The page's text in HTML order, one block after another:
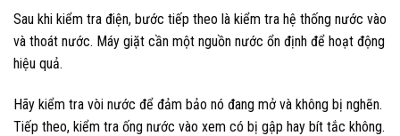
Sau khi kiểm tra điện, bước tiếp theo là kiểm tra hệ thống nước vào
và thoát nước. Máy giặt cần một nguồn nước ổn định để hoạt động
hiệu quả.
Hãy kiểm tra vòi nước để đảm bảo nó đang mở và không bị nghẽn.
Tiếp theo, kiểm tra ống nước vào xem có bị gập hay bít tắc không.